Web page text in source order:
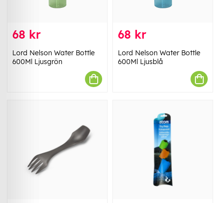
68 kr
Lord Nelson Water Bottle
600Ml Ljusgrön
68 kr
Lord Nelson Water Bottle
600Ml Ljusblå